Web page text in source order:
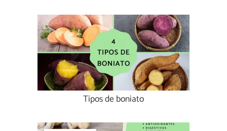
Tipos de boniato